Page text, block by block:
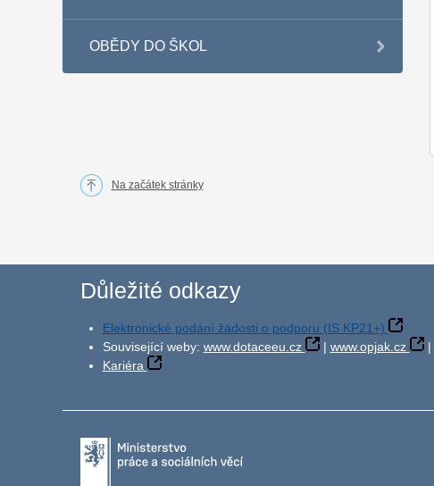
OBĚDY DO ŠKOL
Na začátek stránky
Důležité odkazy
Elektronické podání žádosti o podporu (IS KP21+)
Související weby: www.dotaceeu.cz | www.opjak.cz |
Kariéra